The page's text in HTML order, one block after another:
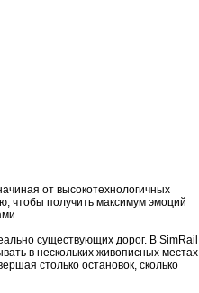
от высокотехнологичных
чтобы получить максимум эмоций
существующих дорог. В SimRail
в нескольких живописных местах
столько остановок, сколько